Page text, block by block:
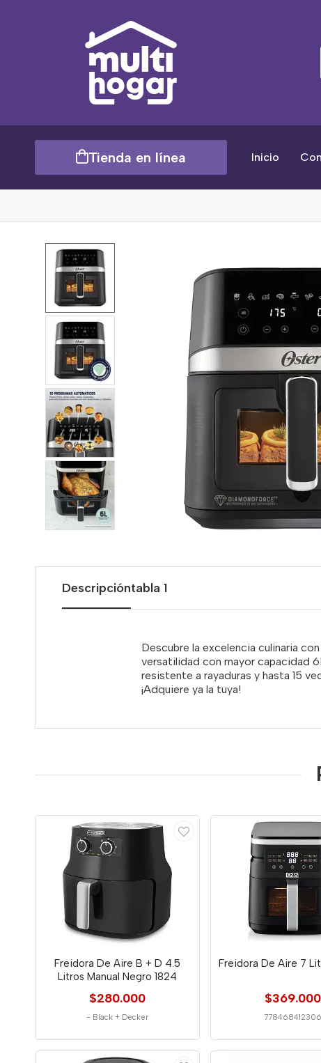
Tienda en línea Inicio
Descripcióntabla 1
Descubre la excelencia culinaria
versatilidad con mayor capacidad
resistente a rayaduras y hasta 15
¡Adquiere ya la tuya!
Freidora De Aire B + D 4.5
Litros Manual Negro 1824
$280.000
- Black + Decker
Freidora De Aire 7
$369.000
778468412306